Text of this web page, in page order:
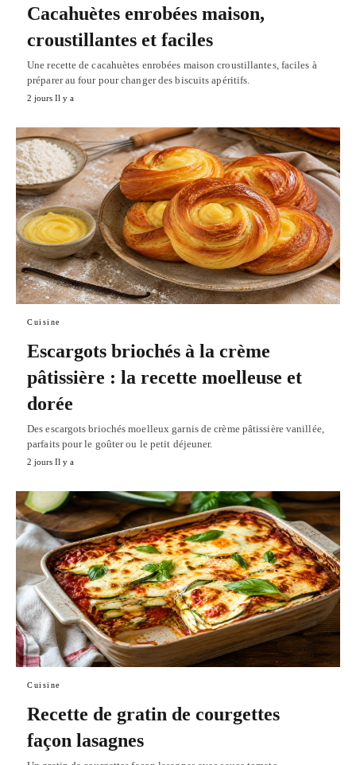
Cacahuètes enrobées maison,
croustillantes et faciles
Une recette de cacahuètes enrobées maison croustillantes, faciles à
préparer au four pour changer des biscuits apéritifs.
2 jours Il y a
Cuisine
Escargots briochés à la crème
pâtissière : la recette moelleuse et
dorée
Des escargots briochés moelleux garnis de crème pâtissière vanillée,
parfaits pour le goûter ou le petit déjeuner.
2 jours Il y a
Cuisine
Recette de gratin de courgettes
façon lasagnes